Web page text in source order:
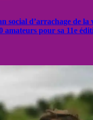
social d’arrachage de la
amateurs pour sa 11e